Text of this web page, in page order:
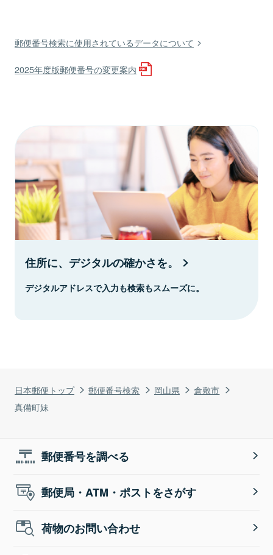
日本郵便トップ 郵便番号検索 岡山県
倉敷市
真備町妹
郵便番号検索に使用されているデータについて
2025年度版郵便番号の変更案内
住所に、デジタルの確かさを。
デジタルアドレスで入力も検索もスムーズに。
郵便番号を調べる
郵便局・ATM・ポストをさがす
荷物のお問い合わせ